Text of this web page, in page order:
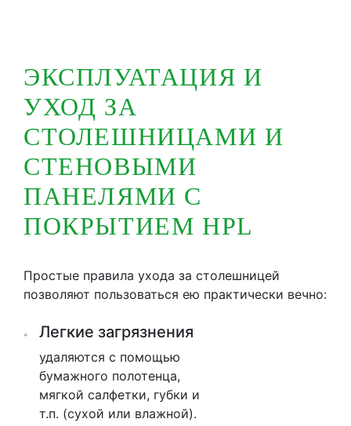
ЭКСПЛУАТАЦИЯ И
УХОД ЗА
СТОЛЕШНИЦАМИ И
СТЕНОВЫМИ
ПАНЕЛЯМИ С
ПОКРЫТИЕМ HPL
Простые правила ухода за столешницей
позволяют пользоваться ею практически вечно:
Легкие загрязнения
удаляются с помощью
бумажного полотенца,
мягкой салфетки, губки и
т.п. (сухой или влажной).